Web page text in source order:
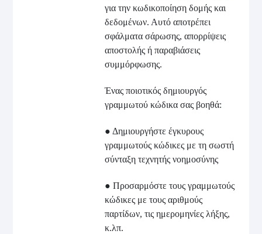
για την κωδικοποίηση δομής και
δεδομένων. Αυτό αποτρέπει
σφάλματα σάρωσης, απορρίψεις
αποστολής ή παραβιάσεις
συμμόρφωσης.
Ένας ποιοτικός δημιουργός
γραμμωτού κώδικα σας βοηθά:
● Δημιουργήστε έγκυρους
γραμμωτούς κώδικες με τη σωστή
σύνταξη τεχνητής νοημοσύνης
● Προσαρμόστε τους γραμμωτούς
κώδικες με τους αριθμούς
παρτίδων, τις ημερομηνίες λήξης,
κ.λπ.